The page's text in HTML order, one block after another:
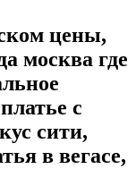
цены,
москва где
с
сити,
в вегасе,